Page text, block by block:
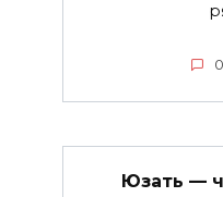
0
Юзать —